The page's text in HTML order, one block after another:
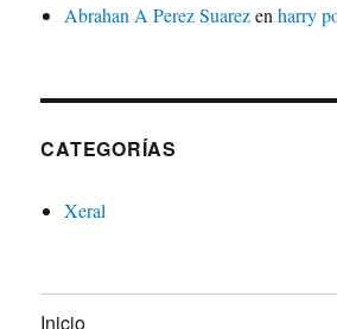
Abrahan A Perez Suarezenharry
CATEGORÍAS
Xeral
Inicio